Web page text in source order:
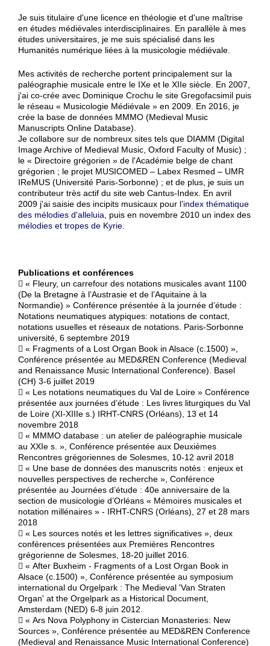
Je suis titulaire d'une licence en théologie et d'une maîtrise
en études médiévales interdisciplinaires. En parallèle à mes
études universitaires, je me suis spécialisé dans les
Humanités numérique liées à la musicologie médiévale.
Mes activités de recherche portent principalement sur la
paléographie musicale entre le IXe et le XIIe siècle. En 2007,
j'ai co-crée avec Dominique Crochu le site Gregofacsimil puis
le réseau « Musicologie Médiévale » en 2009. En 2016, je
crée la base de données MMMO (Medieval Music
Manuscripts Online Database).
Je collabore sur de nombreux sites tels que DIAMM (Digital
Image Archive of Medieval Music, Oxford Faculty of Music) ;
le « Directoire grégorien » de l'Académie belge de chant
grégorien ; le projet MUSICOMED – Labex Resmed – UMR
IReMUS (Université Paris-Sorbonne) ; et de plus, je suis un
contributeur très actif du site web Cantus-Index. En avril
2009 j'ai saisie des incipits musicaux pour l’index thématique
des mélodies d'alleluia, puis en novembre 2010 un index des
mélodies et tropes de Kyrie.
Publications et conférences
 « Fleury, un carrefour des notations musicales avant 1100
(De la Bretagne à l’Austrasie et de l’Aquitaine à la
Normandie) » Conférence présentée à la journée d’étude :
Notations neumatiques atypiques: notations de contact,
notations usuelles et réseaux de notations. Paris-Sorbonne
université, 6 septembre 2019
 « Fragments of a Lost Organ Book in Alsace (c.1500) »,
Conférence présentée au MED&REN Conference (Medieval
and Renaissance Music International Conference). Basel
(CH) 3-6 juillet 2019
 « Les notations neumatiques du Val de Loire » Conférence
présentée aux journées d’étude : Les livres liturgiques du Val
de Loire (XI-XIIIe s.) IRHT-CNRS (Orléans), 13 et 14
novembre 2018
 « MMMO database : un atelier de paléographie musicale
au XXIe s. », Conférence présentée aux Deuxièmes
Rencontres grégoriennes de Solesmes, 10-12 avril 2018
 « Une base de données des manuscrits notés : enjeux et
nouvelles perspectives de recherche », Conférence
présentée au Journées d’étude : 40e anniversaire de la
section de musicologie d’Orléans « Mémoires musicales et
notation millénaires » - IRHT-CNRS (Orléans), 27 et 28 mars
2018
 « Les sources notés et les lettres significatives », deux
conférences présentées aux Premières Rencontres
grégorienne de Solesmes, 18-20 juillet 2016.
 « After Buxheim - Fragments of a Lost Organ Book in
Alsace (c.1500) », Conférence présentée au symposium
international du Orgelpark : The Medieval 'Van Straten
Organ' at the Orgelpark as a Historical Document,
Amsterdam (NED) 6-8 juin 2012.
 « Ars Nova Polyphony in Cistercian Monasteries: New
Sources », Conférence présentée au MED&REN Conference
(Medieval and Renaissance Music International Conference)